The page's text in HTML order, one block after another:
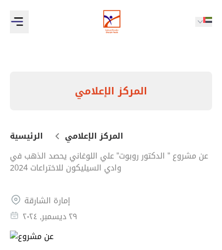
المركز الإعلامي
الرئيسية
المركز الإعلامي
عن مشروع ” الدكتور روبوت” علي اللوغاني يحصد الذهب في
وادي السيليكون للاختراعات 2024
إمارة الشارقة
٢٩ ديسمبر, ٢٠٢٤